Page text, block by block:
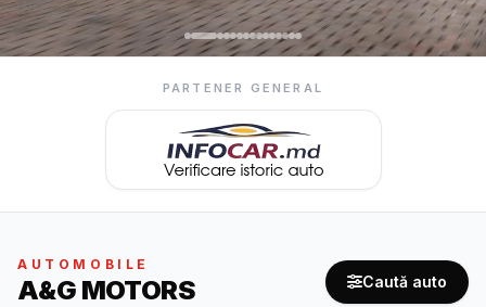
PARTENER GENERAL
AUTOMOBILE
A&G MOTORS Caută auto